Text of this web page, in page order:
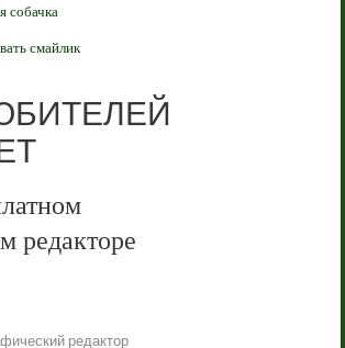
собачка
смайлик
редакторе